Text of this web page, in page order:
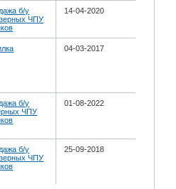
б/у
ЧПУ
14-04-2020
04-03-2017
б/у
ЧПУ
01-08-2022
б/у
ЧПУ
25-09-2018